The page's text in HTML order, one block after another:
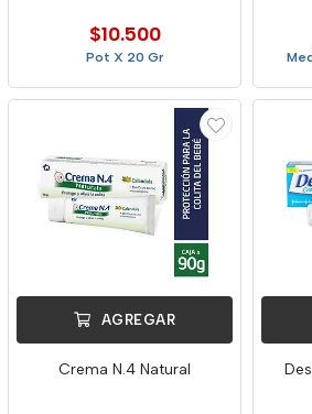
$10.500
Pot X 20 Gr
AGREGAR
Crema N.4 Natural